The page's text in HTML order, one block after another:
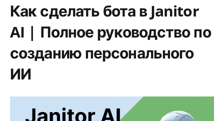
Как сделать бота в Janitor
AI | Полное руководство по
созданию персонального
ИИ